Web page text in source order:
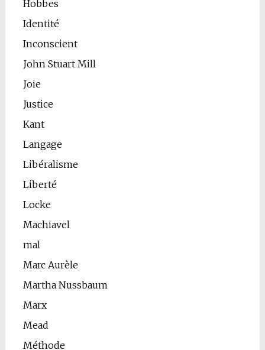
Hobbes
Identité
Inconscient
John Stuart Mill
Joie
Justice
Kant
Langage
Libéralisme
Liberté
Locke
Machiavel
mal
Marc Aurèle
Martha Nussbaum
Marx
Mead
Méthode